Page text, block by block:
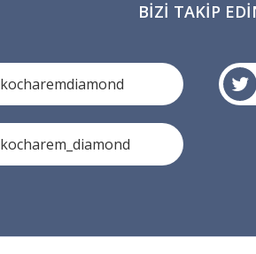
BIZI TAKIP
kocharemdiamond
kocharem_diamond